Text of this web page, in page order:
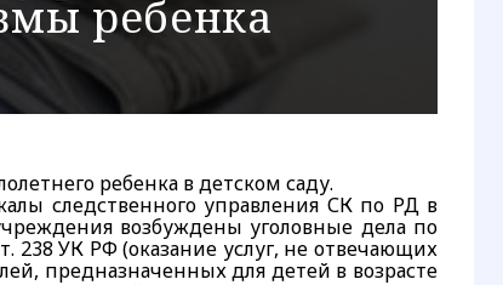
ребенка
ребенка в детском саду.
следственного управления СК по РД в
возбуждены уголовные дела по
238 УК РФ (оказание услуг, не отвечающих
предназначенных для детей в возрасте